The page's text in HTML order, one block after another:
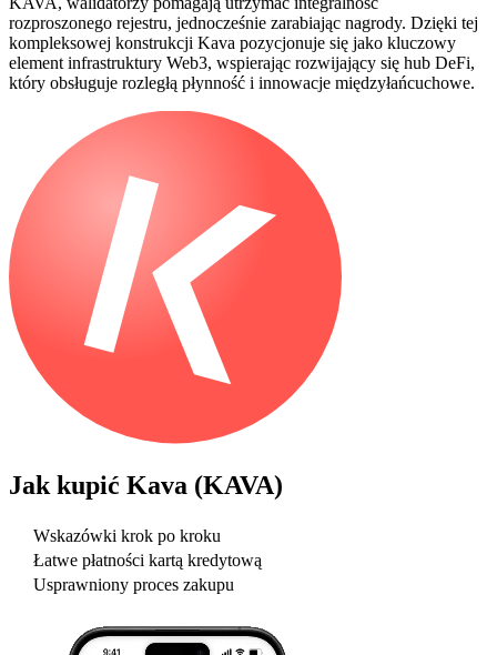
rozproszonego rejestru, jednocześnie zarabiając nagrody. Dzięki tej
kompleksowej konstrukcji Kava pozycjonuje się jako kluczowy
element infrastruktury Web3, wspierając rozwijający się hub DeFi,
który obsługuje rozległą płynność i innowacje międzyłańcuchowe.
Jak kupić Kava (KAVA)
Wskazówki krok po kroku
Łatwe płatności kartą kredytową
Usprawniony proces zakupu